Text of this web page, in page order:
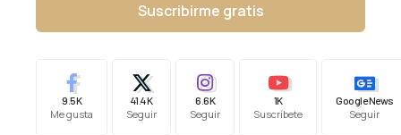
Suscribirme gratis
9.5K
Me gusta
41.4K
Seguir
6.6K
Seguir
1K
Suscríbete
Google News
Seguir